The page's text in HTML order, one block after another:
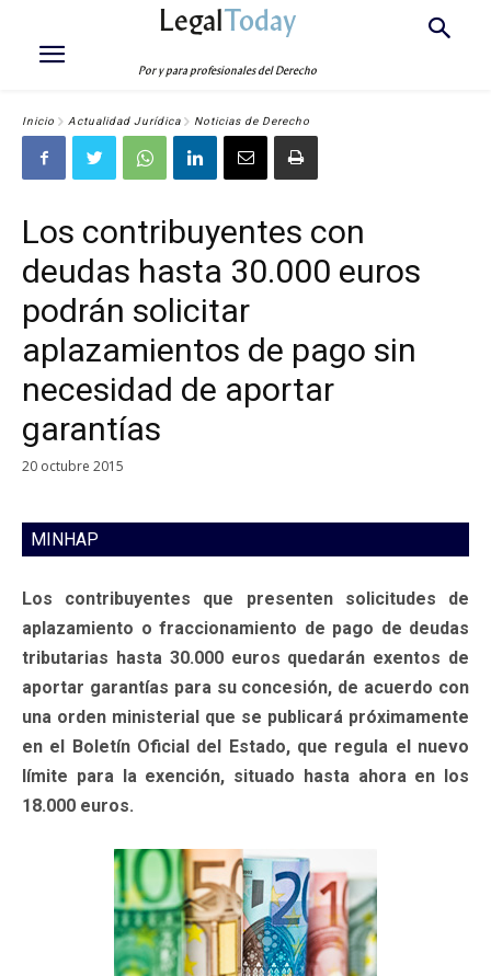
LegalToday
Por y para profesionales del Derecho
Inicio Actualidad Jurídica Noticias de Derecho
Los contribuyentes con
deudas hasta 30.000 euros
podrán solicitar
aplazamientos de pago sin
necesidad de aportar
garantías
20 octubre 2015
MINHAP
Los contribuyentes que presenten solicitudes de
aplazamiento o fraccionamiento de pago de deudas
tributarias hasta 30.000 euros quedarán exentos de
aportar garantías para su concesión, de acuerdo con
una orden ministerial que se publicará próximamente
en el Boletín Oficial del Estado, que regula el nuevo
límite para la exención, situado hasta ahora en los
18.000 euros.